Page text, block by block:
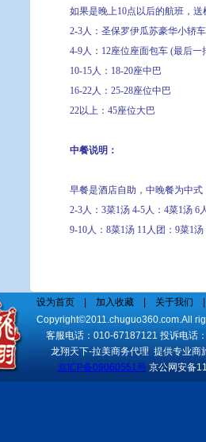
如果是晚上10点以后的航班，送
2-3人： 圣保罗伊瓜苏豪华小轿
4-9人：12座位座面包车 (最后一
10-15人：18-20座中巴
16-22人：25-28座位中巴
22以上：45座位大巴
中餐说明：
早餐是酒店自助，中晚餐为中
2-3人：3菜1汤 4-5人：4菜1汤 6
9-10人：8菜1汤 11人团：9菜1汤
设为首页| 加入收藏 关于我们
Copyright©2011.chuguo360.com.All
客服电话：010-67187121 投诉电话
龙翔天下-拉美商务代理 提供专业商
京ICP备09060551号京公网安备